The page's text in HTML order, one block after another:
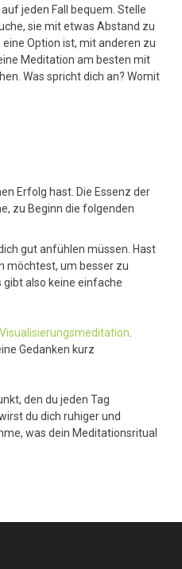
jeden Fall bequem. Stelle
sie mit etwas Abstand zu
Option ist, mit anderen zu
Meditation am besten mit
Was spricht dich an? Womit
Erfolg hast. Die Essenz der
zu Beginn die folgenden
gut anfühlen müssen. Hast
möchtest, um besser zu
gibt also keine einfache
Visualisierungsmeditation
Gedanken kurz
den du jeden Tag
du dich ruhiger und
was dein Meditationsritual